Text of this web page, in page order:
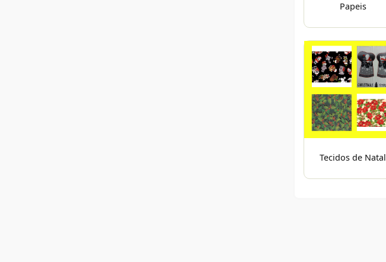
Papeis
Tecidos de Natal